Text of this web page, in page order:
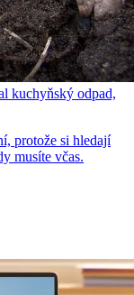
kuchyňský odpad,
protože si hledají
musíte včas.